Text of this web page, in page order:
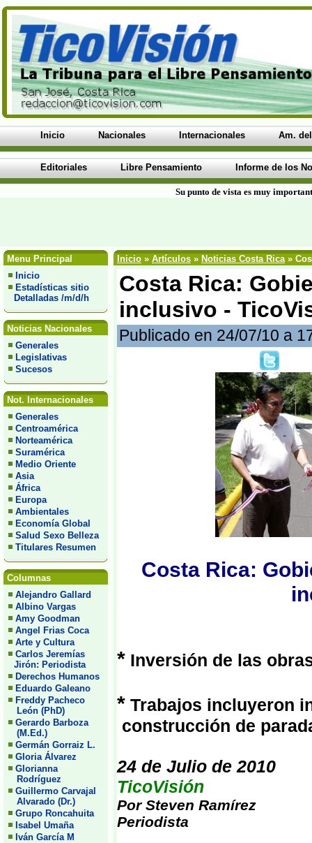
Inicio Nacionales Internacionales Am.
Editoriales Libre Pensamiento Informe de los
Su punto de vista es muy
Menu Principal
Inicio
Estadísticas sitio
Detalladas /m/d/h
Noticias Nacionales
Generales
Legislativas
Sucesos
Not. Internacionales
Generales
Centroamérica
Norteamérica
Suramérica
Medio Oriente
Asia
África
Europa
Ambientales
Economía Global
Salud Sexo Belleza
Titulares Resumen
Columnas
Alejandro Gallard
Albino Vargas
Amy Goodman
Angel Frias Coca
Arte y Cultura
Carlos Jeremías
Jirón: Periodista
Derechos Humanos
Eduardo Galeano
Freddy Pacheco
León (PhD)
Gerardo Barboza
(M.Ed.)
Germán Gorraiz L.
Gloria Álvarez
Glorianna
Rodríguez
Guillermo Carvajal
Alvarado (Dr.)
Grupo Roncahuita
Isabel Umaña
Iván García M
Inicio » Artículos » Noticias Costa Rica»
Costa Rica:
inclusivo -
Publicado en 24/07/10 a
Costa Rica:
* Inversión de las
* Trabajos incluyeron
construcción de
24 de Julio de 2010
TicoVisión
Por Steven Ramírez
Periodista